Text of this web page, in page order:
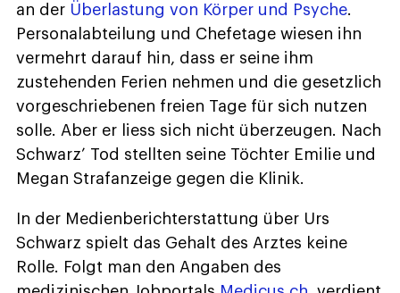
an der Überlastung von Körper und Psyche.
Personalabteilung und Chefetage wiesen ihn
vermehrt darauf hin, dass er seine ihm
zustehenden Ferien nehmen und die gesetzlich
vorgeschriebenen freien Tage für sich nutzen
solle. Aber er liess sich nicht überzeugen. Nach
Schwarz’ Tod stellten seine Töchter Emilie und
Megan Strafanzeige gegen die Klinik.
In der Medienberichterstattung über Urs
Schwarz spielt das Gehalt des Arztes keine
Rolle. Folgt man den Angaben des